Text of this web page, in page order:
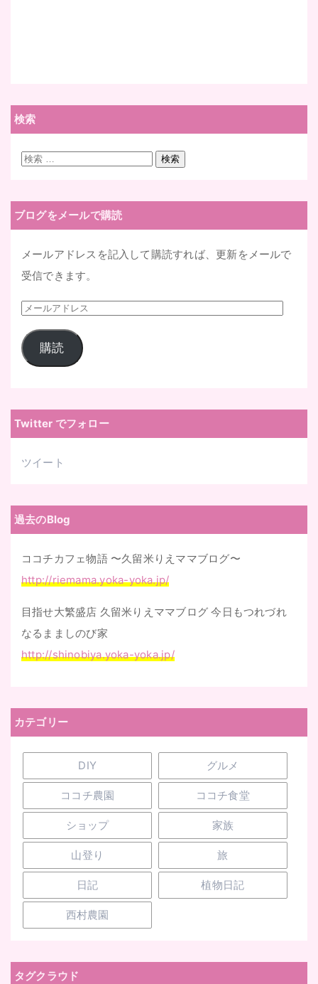
検索
検
検索
ブログをメールで購読
メールアドレスを記入して購読すれば、更新をメールで
受信できます。
メ
ル
レ
購読
Twitter でフォロー
ツイート
過去のBlog
ココチカフェ物語 〜久留米りえママブログ〜
http://riemama.yoka-yoka.jp/
目指せ大繁盛店 久留米りえママブログ 今日もつれづれ
なるまましのび家
http://shinobiya.yoka-yoka.jp/
カテゴリー
DIY グルメ
ココチ農園 ココチ食堂
ショップ 家族
山登り 旅
日記 植物日記
西村農園
タグクラウド